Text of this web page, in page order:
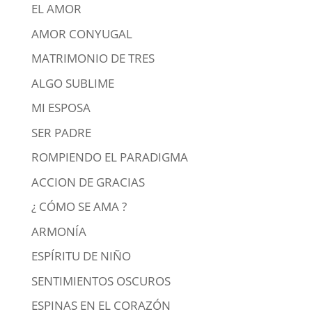
EL AMOR
AMOR CONYUGAL
MATRIMONIO DE TRES
ALGO SUBLIME
MI ESPOSA
SER PADRE
ROMPIENDO EL PARADIGMA
ACCION DE GRACIAS
¿ CÓMO SE AMA ?
ARMONÍA
ESPÍRITU DE NIÑO
SENTIMIENTOS OSCUROS
ESPINAS EN EL CORAZÓN